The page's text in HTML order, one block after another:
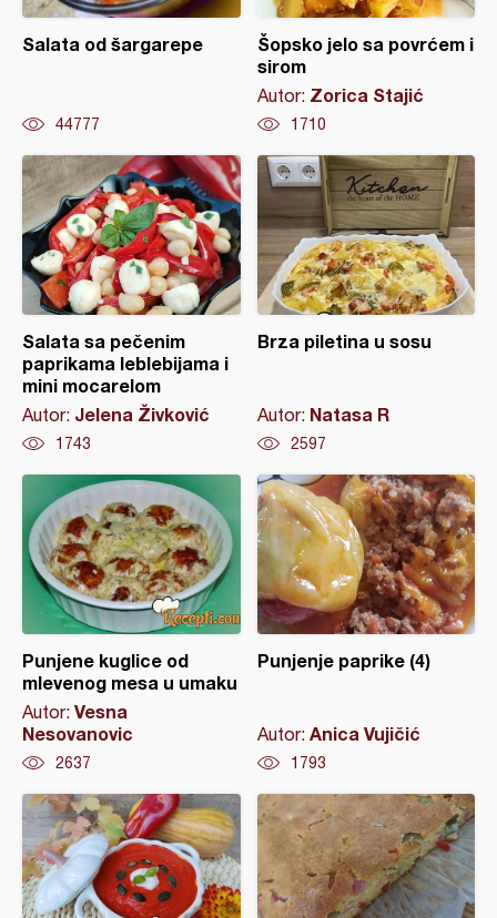
Salata od šargarepe
44777
Šopsko jelo sa povrćem i
sirom
Autor: Zorica Stajić
1710
Salata sa pečenim
paprikama leblebijama i
mini mocarelom
Autor: Jelena Živković
1743
Brza piletina u sosu
Autor: Natasa R
2597
Punjene kuglice od
mlevenog mesa u umaku
Autor: Vesna
Nesovanovic
2637
Punjenje paprike (4)
Autor: Anica Vujičić
1793